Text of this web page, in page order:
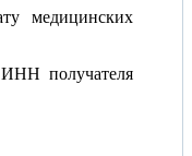
медицинских
получателя